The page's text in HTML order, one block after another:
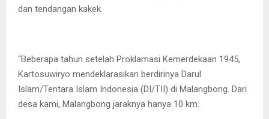
dan tendangan kakek.
“Beberapa tahun setelah Proklamasi Kemerdekaan 1945,
Kartosuwiryo mendeklarasikan berdirinya Darul
Islam/Tentara Islam Indonesia (DI/TII) di Malangbong. Dari
desa kami, Malangbong jaraknya hanya 10 km.